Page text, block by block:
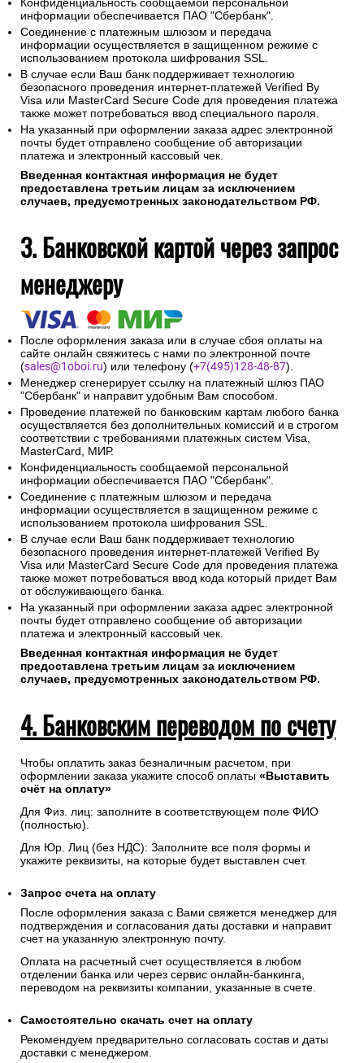
Конфиденциальность сообщаемой персональной
информации обеспечивается ПАО "Сбербанк".
Соединение с платежным шлюзом и передача
информации осуществляется в защищенном режиме с
использованием протокола шифрования SSL.
В случае если Ваш банк поддерживает технологию
безопасного проведения интернет-платежей Verified By
Visa или MasterCard Secure Code для проведения платежа
также может потребоваться ввод специального пароля.
На указанный при оформлении заказа адрес электронной
почты будет отправлено сообщение об авторизации
платежа и электронный кассовый чек.
Введенная контактная информация не будет
предоставлена третьим лицам за исключением
случаев, предусмотренных законодательством РФ.
3. Банковской картой через запрос
менеджеру
После оформления заказа или в случае сбоя оплаты на
сайте онлайн свяжитесь с нами по электронной почте
(sales@1oboi.ru) или телефону (+7(495)128-48-87).
Менеджер сгенерирует ссылку на платежный шлюз ПАО
"Сбербанк" и направит удобным Вам способом.
Проведение платежей по банковским картам любого банка
осуществляется без дополнительных комиссий и в строгом
соответствии с требованиями платежных систем Visa,
MasterCard, МИР.
Конфиденциальность сообщаемой персональной
информации обеспечивается ПАО "Сбербанк".
Соединение с платежным шлюзом и передача
информации осуществляется в защищенном режиме с
использованием протокола шифрования SSL.
В случае если Ваш банк поддерживает технологию
безопасного проведения интернет-платежей Verified By
Visa или MasterCard Secure Code для проведения платежа
также может потребоваться ввод кода который придет Вам
от обслуживающего банка.
На указанный при оформлении заказа адрес электронной
почты будет отправлено сообщение об авторизации
платежа и электронный кассовый чек.
Введенная контактная информация не будет
предоставлена третьим лицам за исключением
случаев, предусмотренных законодательством РФ.
4. Банковским переводом по счету
Чтобы оплатить заказ безналичным расчетом, при
оформлении заказа укажите способ оплаты «Выставить
счёт на оплату»
Для Физ. лиц: заполните в соответствующем поле ФИО
(полностью).
Для Юр. Лиц (без НДС): Заполните все поля формы и
укажите реквизиты, на которые будет выставлен счет.
Запрос счета на оплату
После оформления заказа с Вами свяжется менеджер для
подтверждения и согласования даты доставки и направит
счет на указанную электронную почту.
Оплата на расчетный счет осуществляется в любом
отделении банка или через сервис онлайн-банкинга,
переводом на реквизиты компании, указанные в счете.
Самостоятельно скачать счет на оплату
Рекомендуем предварительно согласовать состав и даты
доставки с менеджером.